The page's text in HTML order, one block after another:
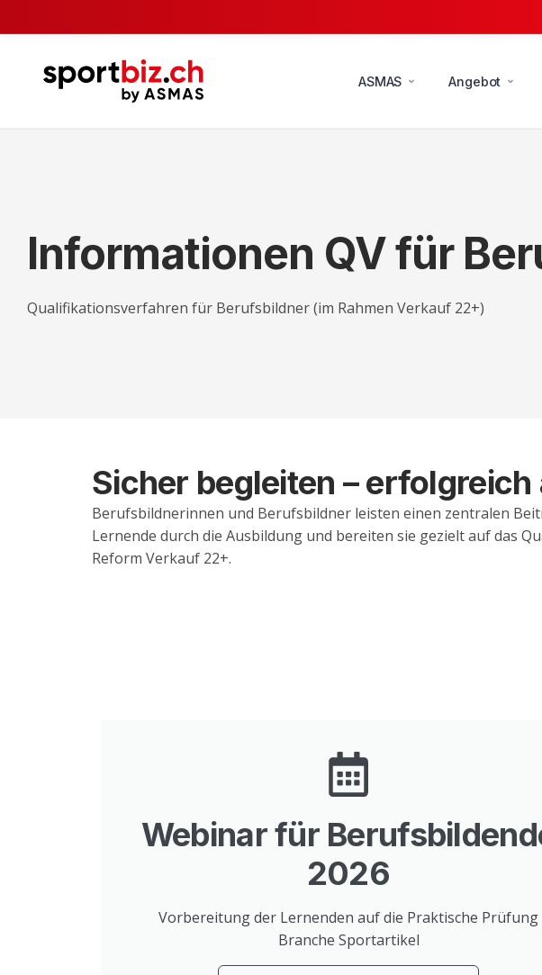
ASMAS Angebot
Informationen QV für
Qualifikationsverfahren für Berufsbildner (im Rahmen Verkauf 22+)
Sicher begleiten –
Berufsbildnerinnen und Berufsbildner leisten einen zentralen
Lernende durch die Ausbildung und bereiten sie gezielt auf das
Reform Verkauf 22+.
Webinar für
2026
Vorbereitung der Lernenden auf die Praktische Prüfung
Branche Sportartikel